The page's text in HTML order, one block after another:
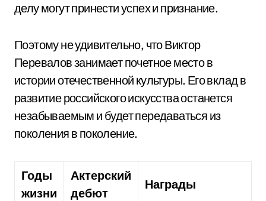
делу могут принести успех и признание.
Поэтому не удивительно, что Виктор
Перевалов занимает почетное место в
истории отечественной культуры. Его вклад в
развитие российского искусства останется
незабываемым и будет передаваться из
поколения в поколение.
Годы
жизни
Актерский
дебют
Награды